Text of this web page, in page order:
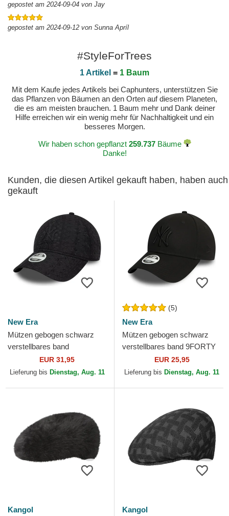
gepostet am 2024-09-04 von Jay
gepostet am 2024-09-12 von Sunna Apríl
#StyleForTrees
1 Artikel = 1 Baum
Mit dem Kaufe jedes Artikels bei Caphunters, unterstützen Sie
das Pflanzen von Bäumen an den Orten auf diesem Planeten,
die es am meisten brauchen. 1 Baum mehr und Dank deiner
Hilfe erreichen wir ein wenig mehr für Nachhaltigkeit und ein
besseres Morgen.
Wir haben schon gepflanzt 259.737Bäume
Danke!
Kunden, die diesen Artikel gekauft haben, haben auch
gekauft
New Era
Mützen gebogen schwarz
verstellbares band
9TWENTY Broderie der New
York Yankees MLB von New
EUR 31,95
Lieferung bis Dienstag, Aug. 11
(5)
New Era
Mützen gebogen schwarz
verstellbares band 9FORTY
Essential der New York
Yankees MLB von New Era
EUR 25,95
Lieferung bis Dienstag, Aug. 11
Kangol Kangol